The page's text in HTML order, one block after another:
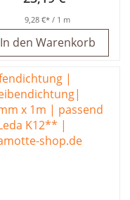
9,28 € / 1 m
In den Warenkorb